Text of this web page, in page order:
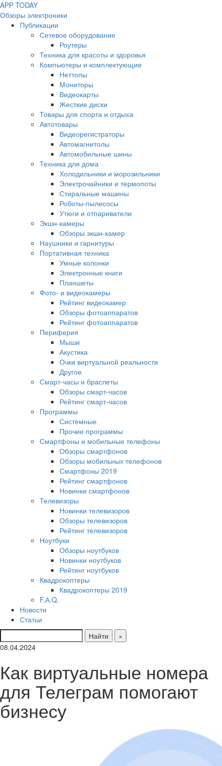
APP TODAY
Обзоры электроники
Публикации
Сетевое оборудование
Роутеры
Техника для красоты и здоровья
Компьютеры и комплектующие
Неттопы
Мониторы
Видеокарты
Жесткие диски
Товары для спорта и отдыха
Автотовары
Видеорегистраторы
Автомагнитолы
Автомобильные шины
Техника для дома
Холодильники и морозильники
Электрочайники и термопоты
Стиральные машины
Роботы-пылесосы
Утюги и отпариватели
Экшн-камеры
Обзоры экшн-камер
Наушники и гарнитуры
Портативная техника
Умные колонки
Электронные книги
Планшеты
Фото- и видеокамеры
Рейтинг видеокамер
Обзоры фотоаппаратов
Рейтинг фотоаппаратов
Периферия
Мыши
Акустика
Очки виртуальной реальности
Другое
Смарт-часы и браслеты
Обзоры смарт-часов
Рейтинг смарт-часов
Программы
Системные
Прочие программы
Смартфоны и мобильные телефоны
Обзоры смартфонов
Обзоры мобильных телефонов
Смартфоны 2019
Рейтинг смартфонов
Новинки смартфонов
Телевизоры
Новинки телевизоров
Обзоры телевизоров
Рейтинг телевизоров
Ноутбуки
Обзоры ноутбуков
Новинки ноутбуков
Рейтинг ноутбуков
Квадрокоптеры
Квадрокоптеры 2019
F.А.Q.
Новости
Статьи
Найти
×
08.04.2024
Как виртуальные номера
для Телеграм помогают
бизнесу